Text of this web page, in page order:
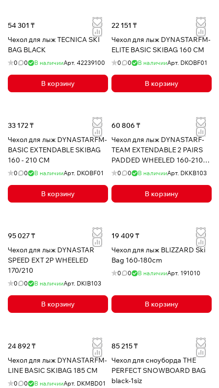
54 301 ₸
Чехол для лыж TECNICA SKI
BAG BLACK
0 0 В наличииАрт. 42239100
В корзину
22 151 ₸
Чехол для лыж DYNASTARFM-
ELITE BASIC SKIBAG 160 CM
0 0 В наличииАрт. DKOBF01
В корзину
33 172 ₸
Чехол для лыж DYNASTARFM-
BASIC EXTENDABLE SKIBAG
160 - 210 CM
0 0 В наличииАрт. DKOBF01
В корзину
60 806 ₸
Чехол для лыж DYNASTARF-
TEAM EXTENDABLE 2 PAIRS
PADDED WHEELED 160-210
CM
0 0 В наличииАрт. DKKB103
В корзину
95 027 ₸
Чехол для лыж DYNASTAR
SPEED EXT 2P WHEELED
170/210
0 0 В наличииАрт. DKIB103
В корзину
19 409 ₸
Чехол для лыж BLIZZARD Ski
Bag 160-180cm
0 0 В наличииАрт. 191010
В корзину
24 892 ₸
Чехол для лыж DYNASTARFM-
LINE BASIC SKIBAG 185 CM
0 0 В наличииАрт. DKMBD01
85 215 ₸
Чехол для сноуборда THE
PERFECT SNOWBOARD BAG
black-1siz